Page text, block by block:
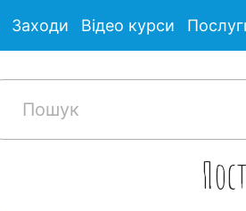
Заходи Відео курси